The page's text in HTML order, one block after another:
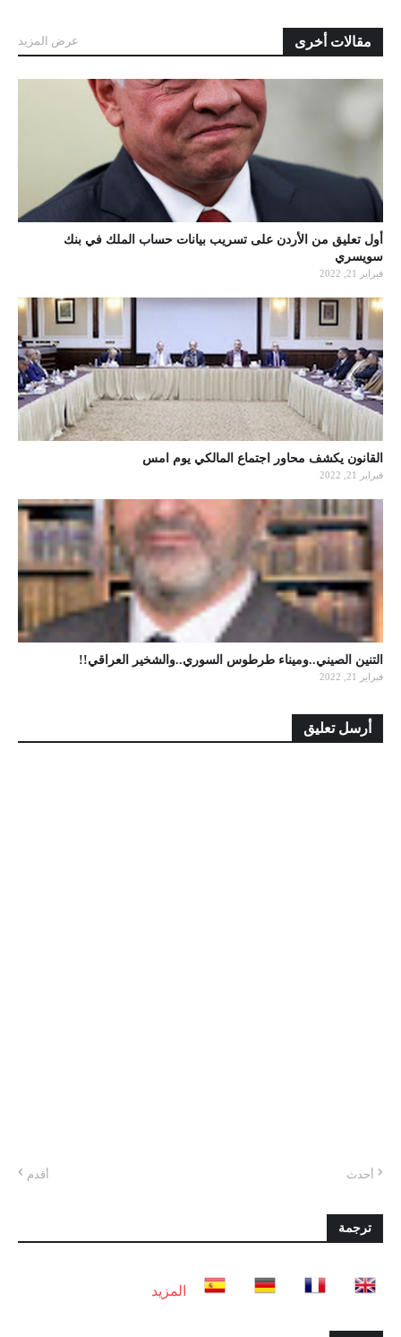
مقالات أخرى عرض المزيد
أول تعليق من الأردن على تسريب بيانات حساب الملك في بنك
سويسري
فبراير 21, 2022
القانون يكشف محاور اجتماع المالكي يوم امس
فبراير 21, 2022
التنين الصيني..وميناء طرطوس السوري..والشخير العراقي!!
فبراير 21, 2022
أرسل تعليق
أحدث أقدم
ترجمة
المزيد